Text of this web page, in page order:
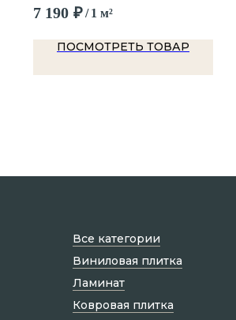
7 190 ₽/ 1 м²
ПОСМОТРЕТЬ ТОВАР
Все категории
Виниловая плитка
Ламинат
Ковровая плитка